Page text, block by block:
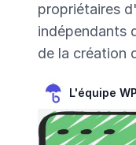
propriétaires
indépendants
de la création
L'équipe